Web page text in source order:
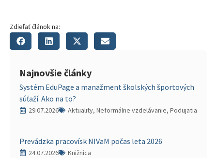
Zdieľať článok na:
Najnovšie články
Systém EduPage a manažment školských športových
súťaží. Ako na to?
29.07.2026 Aktuality, Neformálne vzdelávanie, Podujatia
Prevádzka pracovísk NIVaM počas leta 2026
24.07.2026 Knižnica